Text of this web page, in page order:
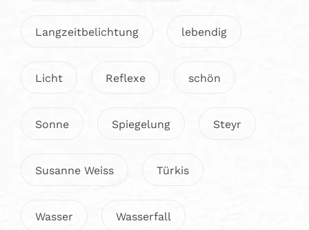
Langzeitbelichtung lebendig
Licht Reflexe schön
Sonne Spiegelung Steyr
Susanne Weiss Türkis
Wasser Wasserfall